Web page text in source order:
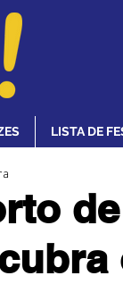
LISTA DE